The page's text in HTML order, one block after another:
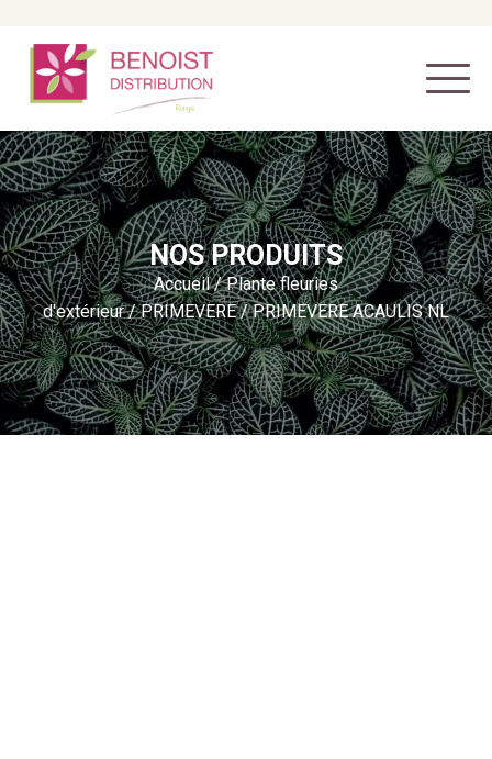
NOS PRODUITS
Accueil/Plante fleuries
d'extérieur/PRIMEVERE/ PRIMEVERE ACAULIS NL